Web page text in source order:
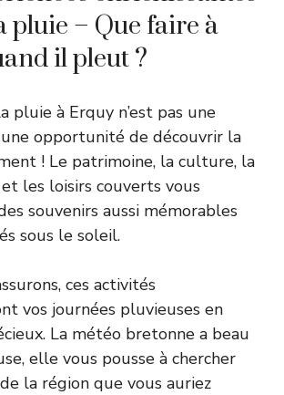
pluie – Que faire à
il pleut ?
pluie à Erquy n’est pas une
opportunité de découvrir la
! Le patrimoine, la culture, la
les loisirs couverts vous
souvenirs aussi mémorables
sous le soleil.
ces activités
vos journées pluvieuses en
La météo bretonne a beau
elle vous pousse à chercher
la région que vous auriez